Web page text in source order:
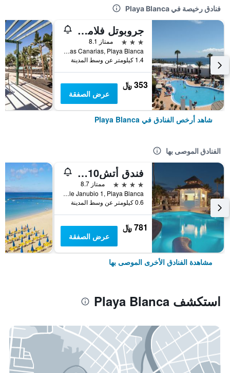
فنادق رخيصة في Playa Blanca
جروبوتل فلامينجو بيتش
3 نجوم
ممتاز 8.1
AV. de Las Canarias, Playa Blanca, لنزاروته, أسبانيا
1.4 كيلومتر عن وسط المدينة
353 ﷼
عرض الصفقة
شاهد أرخص الفنادق في Playa Blanca
الفنادق الموصى بها
فندق أتش10 وايت سويتس البوتيكي - للبالغين فقط
4 نجوم
ممتاز 8.7
Calle Janubio 1, Playa Blanca, لنزاروته, أسبانيا
0.6 كيلومتر عن وسط المدينة
781 ﷼
عرض الصفقة
مشاهدة الفنادق الأخرى الموصى بها
استكشف Playa Blanca